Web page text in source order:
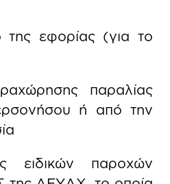
της εφορίας (για το
παραλίας
ή από την
ειδικών παροχών